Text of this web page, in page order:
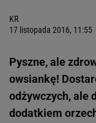
KR
17 listopada 2016, 11:55
Pyszne, ale
owsiankę!
odżywczych, ale
dodatkiem